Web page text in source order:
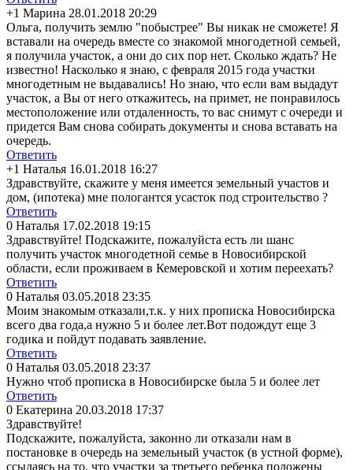
+1 Марина 28.01.2018 20:29
Ольга, получить землю "побыстрее" Вы никак не сможете! Я
вставали на очередь вместе со знакомой многодетной семьей,
я получила участок, а они до сих пор нет. Сколько ждать? Не
известно! Насколько я знаю, с февраля 2015 года участки
многодетным не выдавались! Но знаю, что если вам выдадут
участок, а Вы от него откажитесь, на примет, не понравилось
местоположение или отдаленность, то вас снимут с очереди и
придется Вам снова собирать документы и снова вставать на
очередь.
Ответить
+1 Наталья 16.01.2018 16:27
Здравствуйте, скажите у меня имеется земельный участов и
дом, (ипотека) мне пологантся усасток под строительство ?
Ответить
0 Наталья 17.02.2018 19:15
Здравствуйте! Подскажите, пожалуйста есть ли шанс
получить участок многодетной семье в Новосибирской
области, если проживаем в Кемеровской и хотим переехать?
Ответить
0 Наталья 03.05.2018 23:35
Моим знакомым отказали,т.к. у них прописка Новосибирска
всего два года,а нужно 5 и более лет.Вот подождут еще 3
годика и пойдут подавать заявление.
Ответить
0 Наталья 03.05.2018 23:37
Нужно чтоб прописка в Новосибирске была 5 и более лет
Ответить
0 Екатерина 20.03.2018 17:37
Здравствуйте!
Подскажите, пожалуйста, законно ли отказали нам в
постановке в очередь на земельный участок (в устной форме),
ссылаясь на то, что участки за третьего ребенка положены